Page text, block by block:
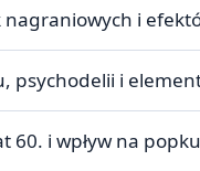
i
psychodelii i
60. i wpływ na